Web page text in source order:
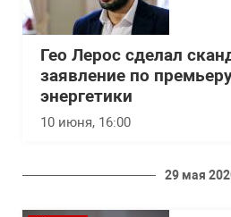
Гео Лерос сделал
заявление по
энергетики
10 июня, 16:00
29 мая